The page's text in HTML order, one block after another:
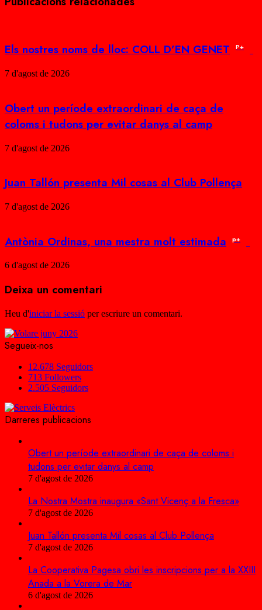
Els nostres noms de lloc: COLL D’EN GENET P+
7 d'agost de 2026
Obert un període extraordinari de caça de
coloms i tudons per evitar danys al camp
7 d'agost de 2026
Juan Tallón presenta Mil cosas al Club Pollença
7 d'agost de 2026
Antònia Ordinas, una mestra molt estimada p+
6 d'agost de 2026
Deixa un comentari
Heu d'iniciar la sessió per escriure un comentari.
Segueix-nos
12.678 Seguidors
713 Followers
2.505 Seguidors
Darreres publicacions
Obert un període extraordinari de caça de coloms i
tudons per evitar danys al camp
7 d'agost de 2026
La Nostra Mostra inaugura «Sant Vicenç a la Fresca»
7 d'agost de 2026
Juan Tallón presenta Mil cosas al Club Pollença
7 d'agost de 2026
La Cooperativa Pagesa obri les inscripcions per a la XXIII
Anada a la Vorera de Mar
6 d'agost de 2026